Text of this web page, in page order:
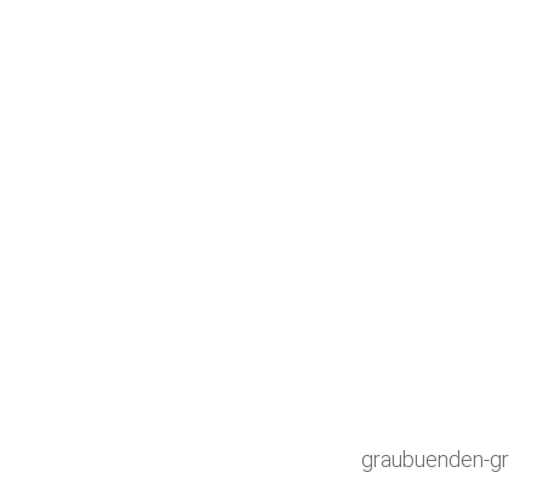
graubuenden-gr